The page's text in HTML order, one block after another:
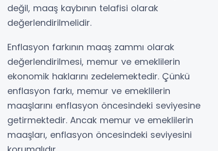
değil, maaş kaybının telafisi olarak
değerlendirilmelidir.
Enflasyon farkının maaş zammı olarak
değerlendirilmesi, memur ve emeklilerin
ekonomik haklarını zedelemektedir. Çünkü
enflasyon farkı, memur ve emeklilerin
maaşlarını enflasyon öncesindeki seviyesine
getirmektedir. Ancak memur ve emeklilerin
maaşları, enflasyon öncesindeki seviyesini